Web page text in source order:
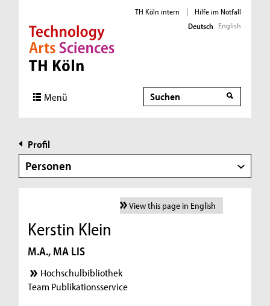
Direkt zur Hauptnavigation
Direkt zur Subnavigation
Direkt zum Inhalt
Direkt zum Fußbereich
TH Köln intern |
Hilfe im Notfall
Deutsch English
Menü Suche
Profil
Personen
View this page in English
Kerstin Klein
M.A., MA LIS
Hochschulbibliothek
Team Publikationsservice